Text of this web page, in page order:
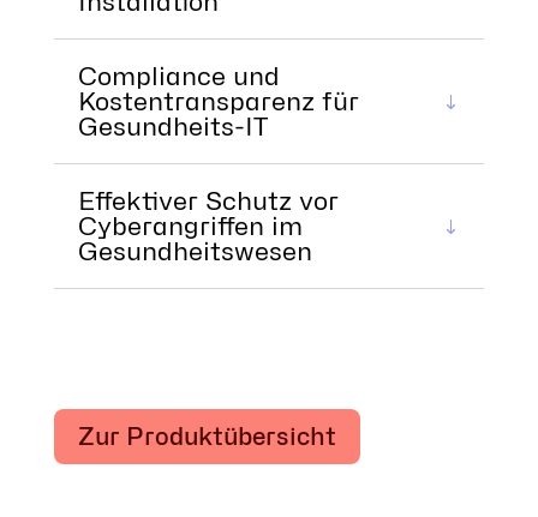
Compliance und
Kostentransparenz für
Gesundheits-IT
Effektiver Schutz vor
Cyberangriffen im
Gesundheitswesen
Zur Produktübersicht